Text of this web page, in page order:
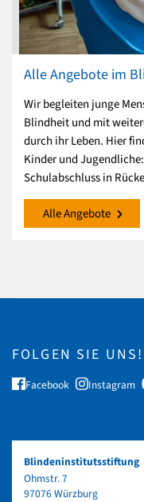
Alle Angebote im
Wir begleiten junge
Blindheit und mit
durch ihr Leben. Hier
Kinder und
Schulabschluss in
Alle Angebote
FOLGEN SIE UNS!
Facebook Instagram
Blindeninstitutsstiftung
Ohmstr. 7
97076 Würzburg